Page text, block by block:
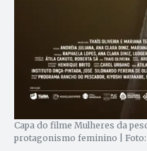
Capa do filme Mulheres da
protagonismo feminino | Foto: